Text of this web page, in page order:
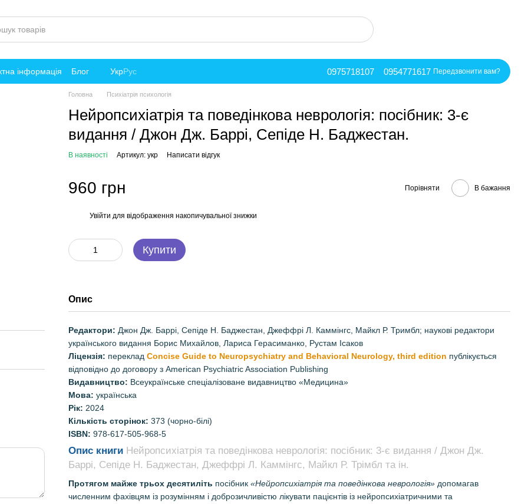
інформація Блог УкрРус 0975718107 0954771617 Передзвонити вам?
Головна Психіатрія психологія
Нейропсихіатрія та поведінкова неврологія: посібник: 3-є
видання / Джон Дж. Баррі, Сепіде Н. Баджестан.
В наявності Артикул: укр Написати відгук
960 грн Порівняти В бажання
Увійти для відображення накопичувальної знижки
Купити
Опис
Редактори: Джон Дж. Баррі, Сепіде Н. Баджестан, Джеффрі Л. Каммінгс, Майкл Р. Тримбл; наукові редактори
українського видання Борис Михайлов, Лариса Герасиманко, Рустам Ісаков
Ліцензія: переклад Concise Guide to Neuropsychiatry and Behavioral Neurology, third edition публікується
відповідно до договору з American Psychiatric Association Publishing
Видавництво: Всеукраїнське спеціалізоване видавництво «Медицина»
Мова: українська
Рік: 2024
Кількість сторінок: 373 (чорно-білі)
ISBN: 978-617-505-968-5
Опис книги Нейропсихіатрія та поведінкова неврологія: посібник: 3-є видання / Джон Дж.
Баррі, Сепіде Н. Баджестан, Джеффрі Л. Каммінгс, Майкл Р. Трімбл та ін.
Протягом майже трьох десятиліть посібник «Нейропсихіатрія та поведінкова неврологія» допомагав
численним фахівцям із розумінням і доброзичливістю лікувати пацієнтів із нейропсихіатричними та